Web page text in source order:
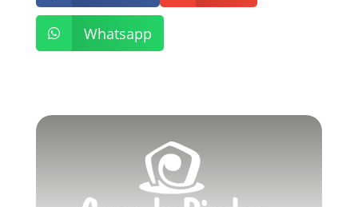
 Whatsapp